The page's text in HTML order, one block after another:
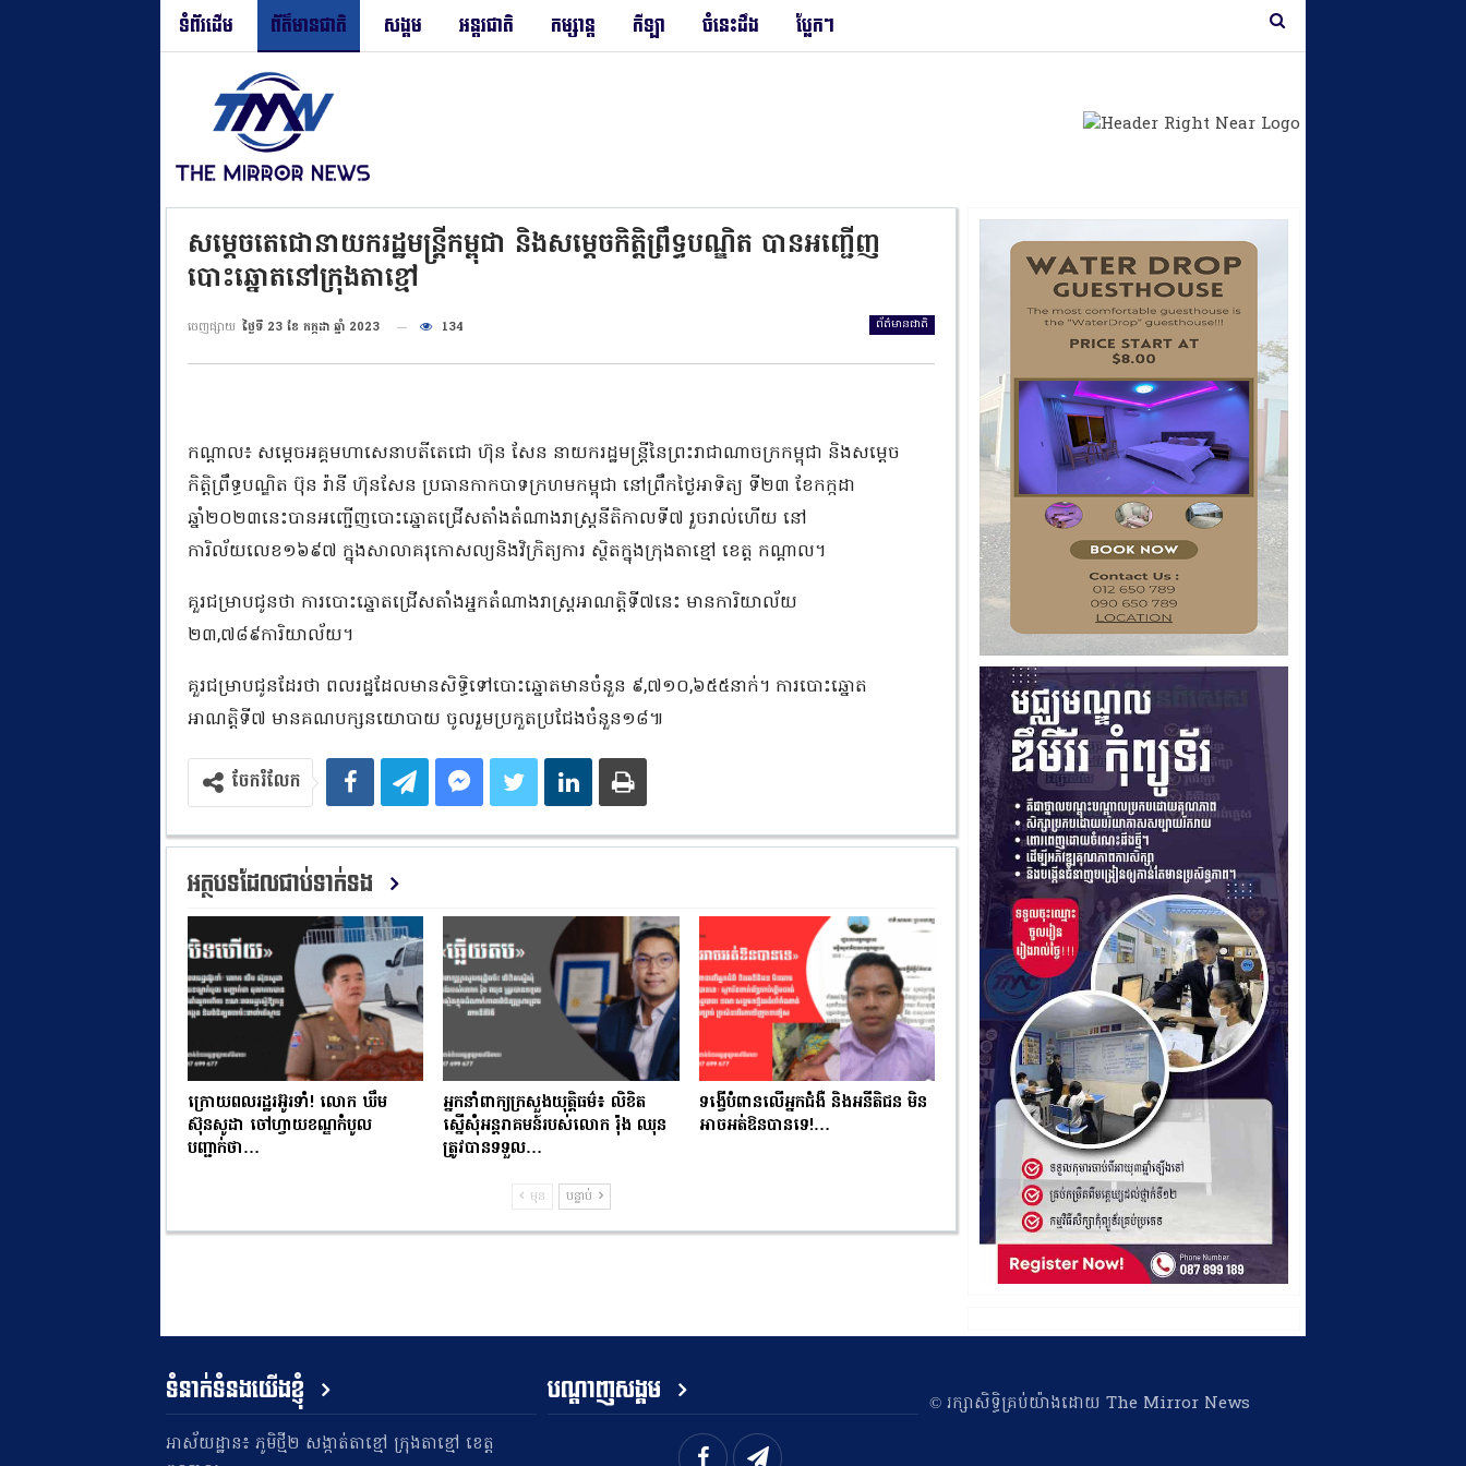
ទំព័រដើម ព័ត៌មានជាតិ សង្គម អន្តរជាតិ កម្សាន្ត កីឡា ចំនេះដឹង ប្លែកៗ
សម្តេចតេជោនាយករដ្ឋមន្ត្រីកម្ពុជា និងសម្តេចកិត្តិព្រឹទ្ធបណ្ឌិត បានអញ្ជើញ
បោះឆ្នោតនៅក្រុងតាខ្មៅ
ព័ត៌មានជាតិ
ចេញផ្សាយ ថ្ងៃទី 23 ខែ កក្កដា ឆ្នាំ 2023 134
កណ្តាល៖ សម្តេចអគ្គមហាសេនាបតីតេជោ ហ៊ុន សែន នាយករដ្ឋមន្ត្រីនៃព្រះរាជាណាចក្រកម្ពុជា និងសម្តេច
កិត្តិព្រឹទ្ធបណ្ឌិត ប៊ុន រ៉ានី ហ៊ុនសែន ប្រធានកាកបាទក្រហមកម្ពុជា នៅព្រឹកថ្ងៃអាទិត្យ ទី២៣ ខែកក្កដា
ឆ្នាំ២០២៣នេះបានអញ្ជើញបោះឆ្នោតជ្រើស​តាំងតំណាងរាស្ត្រនីតិកាលទី៧​ រួចរាល់ហើយ នៅ
ការិល័យលេខ១៦៩៧ ក្នុងសាលាគរុកោសល្យនិងវិក្រិត្យការ ស្ថិតក្នុងក្រុងតាខ្មៅ ខេត្ត កណ្តាល។
គួរជម្រាបជូនថា ការបោះឆ្នោតជ្រើសតាំងអ្នកតំណាងរាស្ត្រអាណត្តិទី៧នេះ មានការិយាល័យ​
២៣,៧៨៩ការិយាល័យ។
គួរជម្រាបជូនដែរថា ពលរដ្ឋដែលមានសិទ្ធិទៅបោះឆ្នោតមានចំនួន ៩,៧១០,៦៥៥នាក់។ ការបោះឆ្នោត
អាណត្តិទី៧ មានគណបក្សនយោបាយ ចូលរួមប្រកួតប្រជែងចំនួន១៨៕
ចែករំលែក
អត្ថបទដែលជាប់ទាក់ទង
ក្រោយពលរដ្ឋរអ៊ូរទាំ! លោក ឃឹម
ស៊ុនសូដា ចៅហ្វាយខណ្ឌកំបូល
បញ្ជាក់ថា…
អ្នកនាំពាក្យក្រសួងយុត្តិធម៌៖ លិខិត
ស្នើសុំអន្តរាគមន៍របស់លោក រ៉ុង ឈុន
ត្រូវបានទទួល…
ទង្វើបំពានលើអ្នកជំងឺ និងអនីតិជន មិន
អាចអត់ឱនបានទេ!…
មុន បន្ទាប់
ទំនាក់ទំនងយើងខ្ញុំ
អាស័យដ្ឋាន៖ ភូមិថ្មី២ សង្កាត់តាខ្មៅ ក្រុងតាខ្មៅ ខេត្ត
បណ្តាញសង្គម ​© រក្សា​សិទ្ធិ​គ្រប់​យ៉ាង​ដោយ​ The Mirror News